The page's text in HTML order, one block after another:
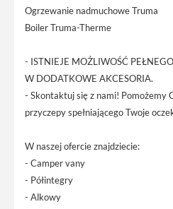
Ogrzewanie nadmuchowe Truma
Boiler Truma-Therme
- ISTNIEJE MOŻLIWOŚĆ
W DODATKOWE AKCESORIA.
- Skontaktuj się z nami! Pomożemy
przyczepy spełniającego Twoje
W naszej ofercie znajdziecie:
- Camper vany
- Półintegry
- Alkowy